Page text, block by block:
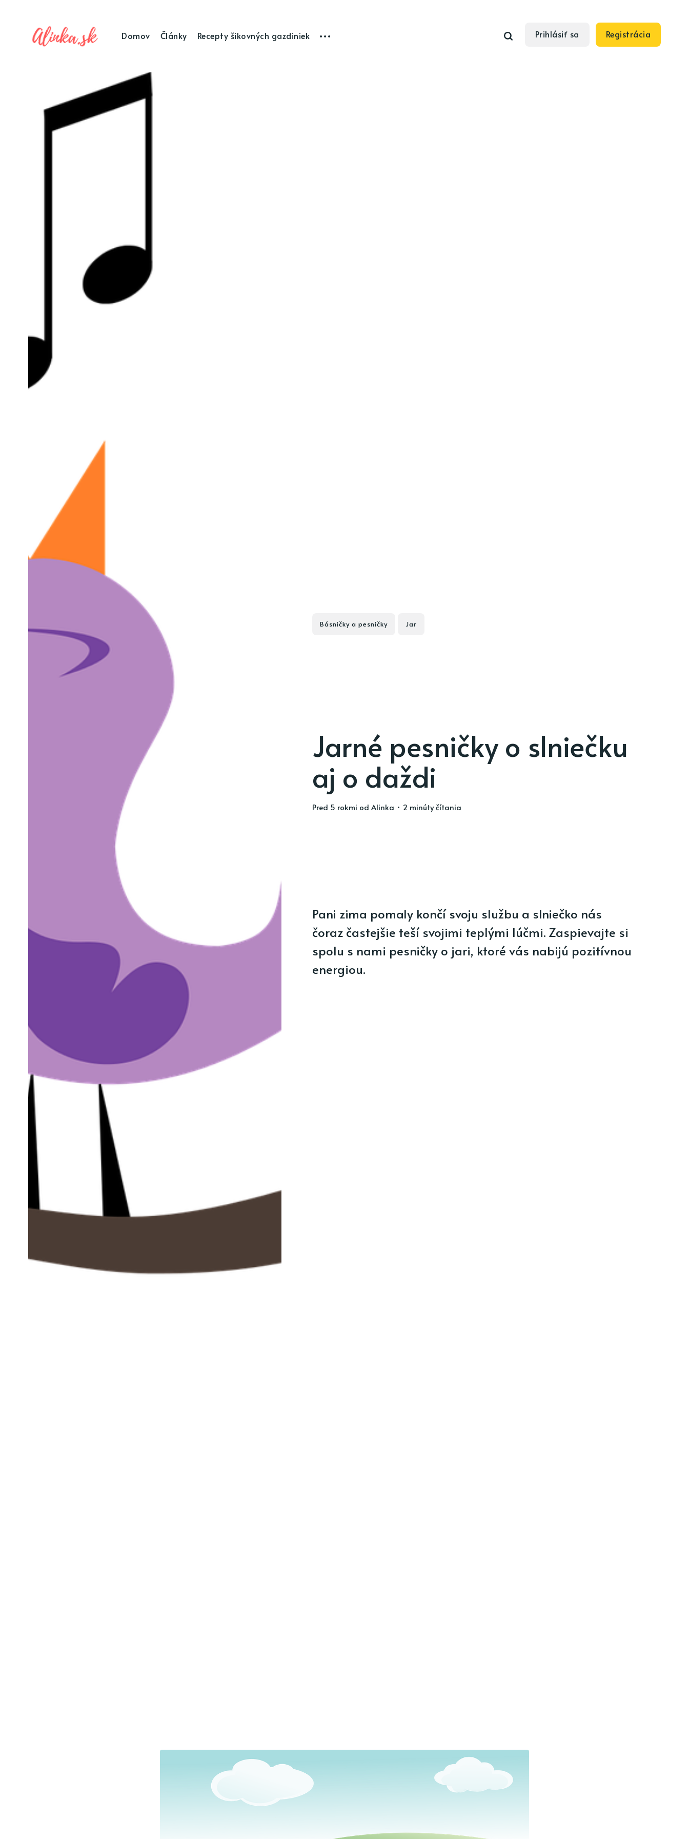
Domov Články Recepty šikovných gazdiniek Prihlásiť sa Registrácia
Básničky a pesničky Jar
Jarné pesničky o slniečku
aj o daždi
pred 5 rokmi od Alinka • 2 minúty čítania
Pani zima pomaly končí svoju službu a slniečko nás
čoraz častejšie teší svojimi teplými lúčmi. Zaspievajte si
spolu s nami pesničky o jari, ktoré vás nabijú pozitívnou
energiou.